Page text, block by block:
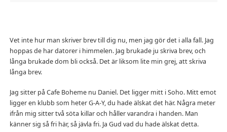
Vet inte hur man skriver brev till dig nu, men jag gör det i alla fall. Jag
hoppas de har datorer i himmelen. Jag brukade ju skriva brev, och
långa brukade dom bli också. Det är liksom lite min grej, att skriva
långa brev.
Jag sitter på Cafe Boheme nu Daniel. Det ligger mitt i Soho. Mitt emot
ligger en klubb som heter G-A-Y, du hade älskat det här. Några meter
ifrån mig sitter två söta killar och håller varandra i handen. Man
känner sig så fri här, så jävla fri. Ja Gud vad du hade älskat detta.